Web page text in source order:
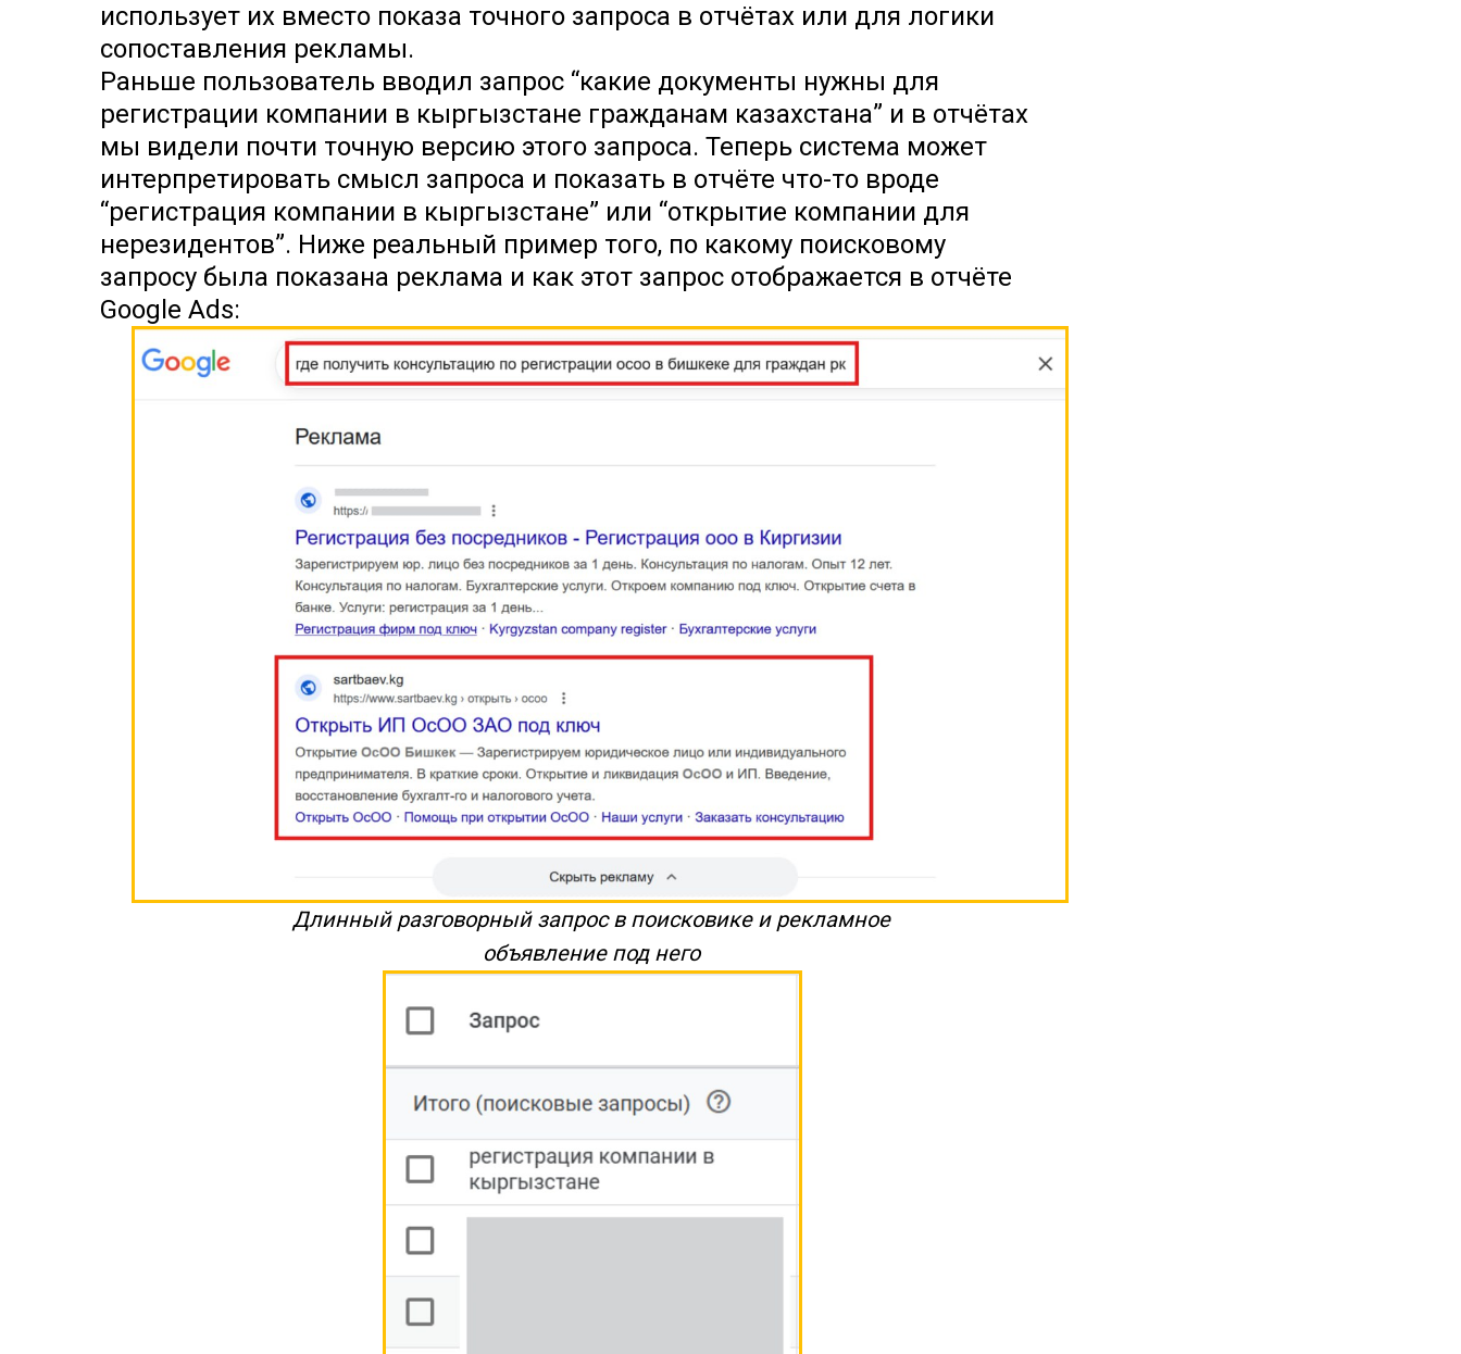
использует их вместо показа точного запроса в отчётах или для логики
сопоставления рекламы.
Раньше пользователь вводил запрос “какие документы нужны для
регистрации компании в кыргызстане гражданам казахстана” и в отчётах
мы видели почти точную версию этого запроса. Теперь система может
интерпретировать смысл запроса и показать в отчёте что-то вроде
“регистрация компании в кыргызстане” или “открытие компании для
нерезидентов”. Ниже реальный пример того, по какому поисковому
запросу была показана реклама и как этот запрос отображается в отчёте
Google Ads:
Длинный разговорный запрос в поисковике и рекламное
объявление под него